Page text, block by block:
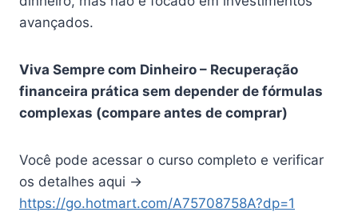
avançados.
Viva Sempre com Dinheiro – Recuperação
financeira prática sem depender de fórmulas
complexas (compare antes de comprar)
Você pode acessar o curso completo e verificar
os detalhes aqui →
https://go.hotmart.com/A75708758A?dp=1